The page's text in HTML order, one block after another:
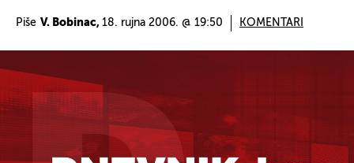
Piše V. Bobinac, 18. rujna 2006. @ 19:50 KOMENTARI